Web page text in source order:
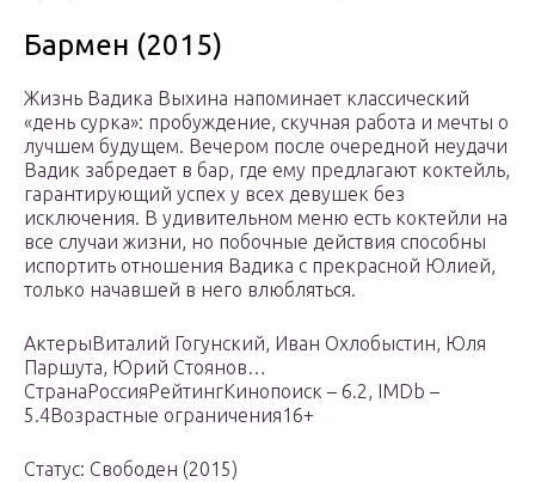
Бармен (2015)
Жизнь Вадика Выхина напоминает классический
«день сурка»: пробуждение, скучная работа и мечты о
лучшем будущем. Вечером после очередной неудачи
Вадик забредает в бар, где ему предлагают коктейль,
гарантирующий успех у всех девушек без
исключения. В удивительном меню есть коктейли на
все случаи жизни, но побочные действия способны
испортить отношения Вадика с прекрасной Юлией,
только начавшей в него влюбляться.
АктерыВиталий Гогунский, Иван Охлобыстин, Юля
Паршута, Юрий Стоянов…
СтранаРоссияРейтингКинопоиск – 6.2, IMDb –
5.4Возрастные ограничения16+
Статус: Свободен (2015)